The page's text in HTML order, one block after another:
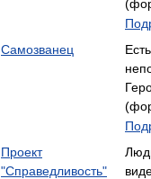
Самозванец
Проект
"Справедливость"